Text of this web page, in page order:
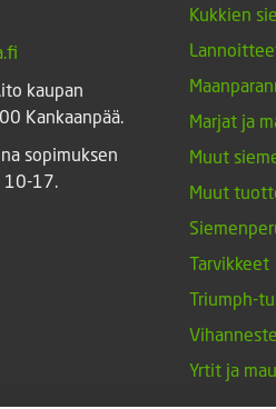
kaupan
Kankaanpää.
sopimuksen
10-17.
Kukkien
Marjat ja
Muut
Muut
Tarvikkeet
Triumph-
Yrtit ja